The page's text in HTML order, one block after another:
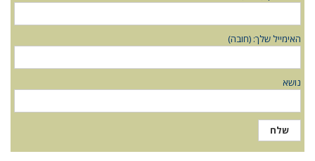
האימייל שלך: (חובה)
נושא